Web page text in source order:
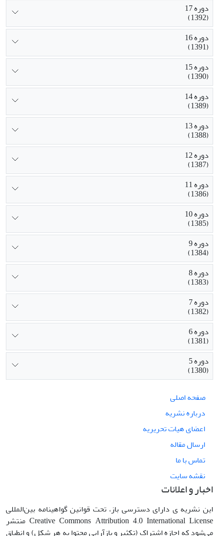
دوره 17
(1392)
دوره 16
(1391)
دوره 15
(1390)
دوره 14
(1389)
دوره 13
(1388)
دوره 12
(1387)
دوره 11
(1386)
دوره 10
(1385)
دوره 9
(1384)
دوره 8
(1383)
دوره 7
(1382)
دوره 6
(1381)
دوره 5
(1380)
صفحه اصلی
درباره نشریه
اعضای هیات تحریریه
ارسال مقاله
تماس با ما
نقشه سایت
اخبار و اعلانات
این نشریه ی دارای دسترسی باز، تحت قوانین گواهینامه بین‌المللی
Creative Commons Attribution 4.0 International License منتشر
می‌شود که اجازه اشتراک (تکثیر و بازآرایی محتوا به هر شکل) و انطباق